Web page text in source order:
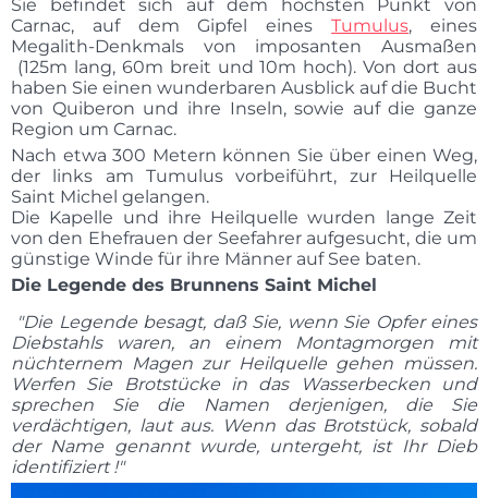
Sie befindet sich auf dem höchsten Punkt von
Carnac, auf dem Gipfel einesTumulus, eines
Megalith-Denkmals von imposanten Ausmaßen
(125m lang, 60m breit und 10m hoch). Von dort aus
haben Sie einen wunderbaren Ausblick auf die Bucht
von Quiberon und ihre Inseln, sowie auf die ganze
Region um Carnac.
Nach etwa 300 Metern können Sie über einen Weg,
der links am Tumulus vorbeiführt, zur Heilquelle
Saint Michel gelangen.
Die Kapelle und ihre Heilquelle wurden lange Zeit
von den Ehefrauen der Seefahrer aufgesucht, die um
günstige Winde für ihre Männer auf See baten.
Die Legende des Brunnens Saint Michel
"Die Legende besagt, daß Sie, wenn Sie Opfer eines
Diebstahls waren, an einem Montagmorgen mit
nüchternem Magen zur Heilquelle gehen müssen.
Werfen Sie Brotstücke in das Wasserbecken und
sprechen Sie die Namen derjenigen, die Sie
verdächtigen, laut aus. Wenn das Brotstück, sobald
der Name genannt wurde, untergeht, ist Ihr Dieb
identifiziert !"